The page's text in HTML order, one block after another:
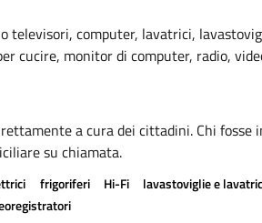
televisori, computer, lavatrici,
cucire, monitor di computer, radio,
a cura dei cittadini. Chi fosse
su chiamata.
frigoriferi Hi-Fi lavastoviglie e